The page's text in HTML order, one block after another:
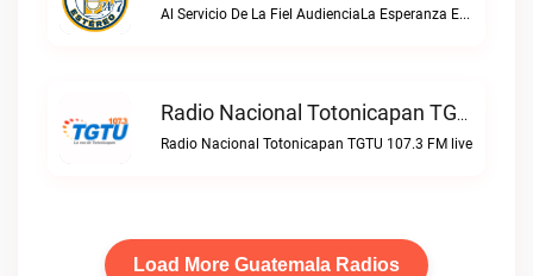
Al Servicio De La Fiel AudienciaLa Esperanza Estereo live
Radio Nacional Totonicapan TGTU 107.3 FM Live
Radio Nacional Totonicapan TGTU 107.3 FM live
Load More Guatemala Radios